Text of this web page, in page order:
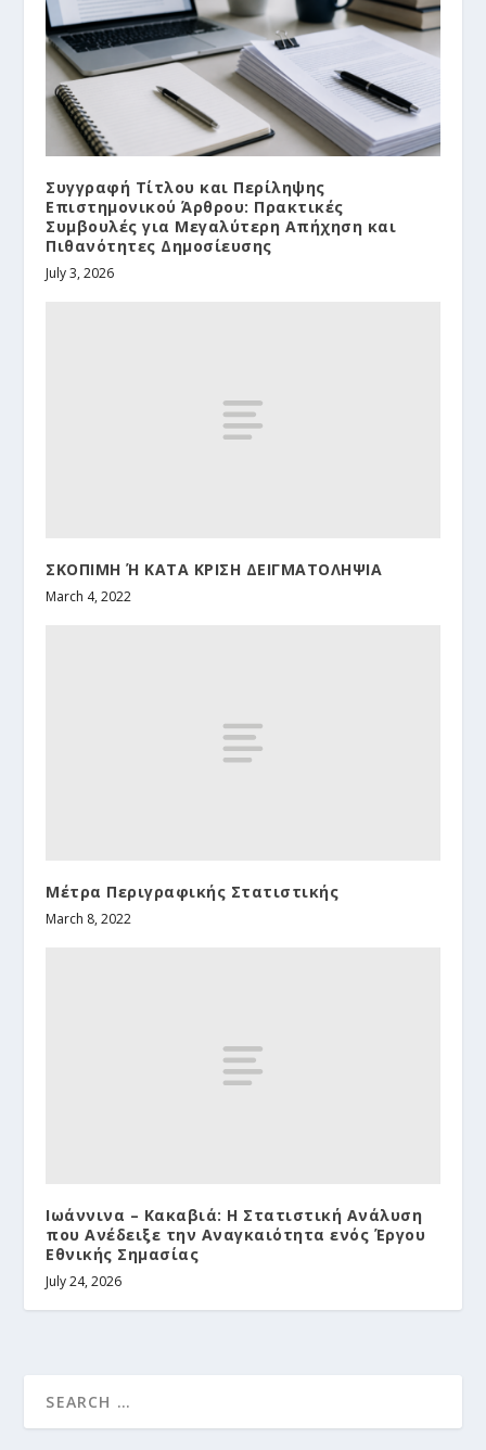
Συγγραφή Τίτλου και Περίληψης
Επιστημονικού Άρθρου: Πρακτικές
Συμβουλές για Μεγαλύτερη Απήχηση και
Πιθανότητες Δημοσίευσης
July 3, 2026
ΣΚΟΠΙΜΗ Ή ΚΑΤΑ ΚΡΙΣΗ ΔΕΙΓΜΑΤΟΛΗΨΙΑ
March 4, 2022
Μέτρα Περιγραφικής Στατιστικής
March 8, 2022
Ιωάννινα – Κακαβιά: Η Στατιστική Ανάλυση
που Ανέδειξε την Αναγκαιότητα ενός Έργου
Εθνικής Σημασίας
July 24, 2026